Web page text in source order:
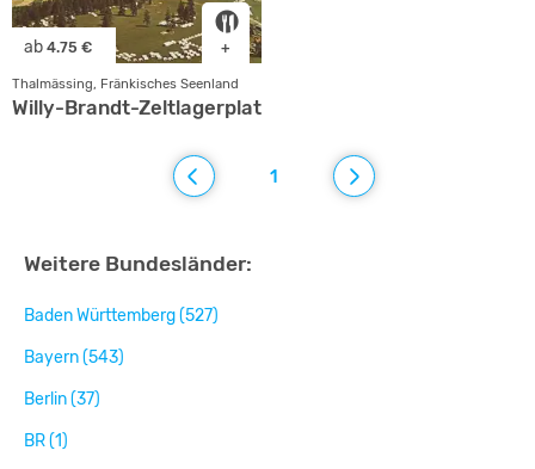
ab 4.75 € +
Thalmässing, Fränkisches Seenland
Willy-Brandt-Zeltlagerplatz
1
Weitere Bundesländer:
Baden Württemberg (527)
Bayern (543)
Berlin (37)
BR (1)